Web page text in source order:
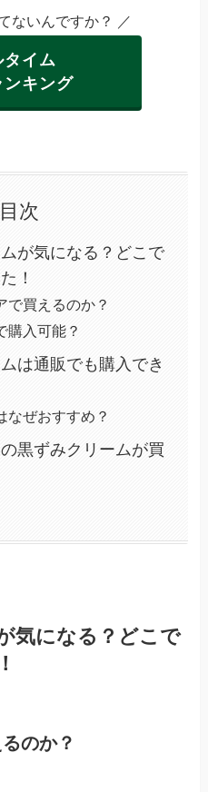
ないんですか？ ／
タイム
キング
目次
が気になる？どこで
！
で買えるのか？
購入可能？
は通販でも購入でき
なぜおすすめ？
黒ずみクリームが買
気になる？どこで
のか？